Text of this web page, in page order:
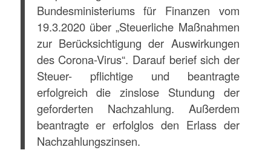
Bundesministeriums für Finanzen vom
19.3.2020 über „Steuerliche Maßnahmen
zur Berücksichtigung der Auswirkungen
des Corona-Virus“. Darauf berief sich der
Steuer- pflichtige und beantragte
erfolgreich die zinslose Stundung der
geforderten Nachzahlung. Außerdem
beantragte er erfolglos den Erlass der
Nachzahlungszinsen.